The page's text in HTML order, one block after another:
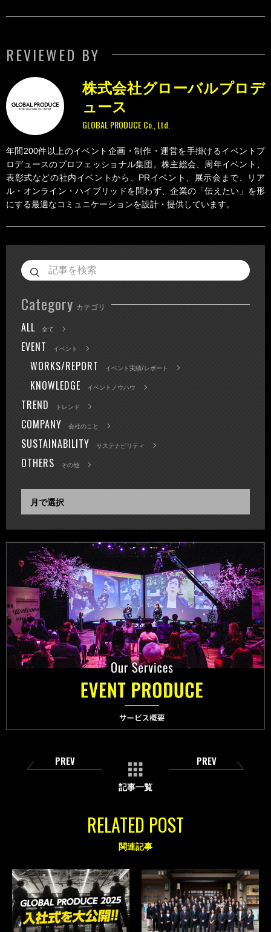
REVIEWED BY
GLOBAL PRODUCE Co., Ltd.
株式会社グローバルプロデ
ュース
年間200件以上のイベント企画・制作・運営を手掛けるイベントプ
ロデュースのプロフェッショナル集団。株主総会、周年イベント、
表彰式などの社内イベントから、PRイベント、展示会まで、リア
ル・オンライン・ハイブリッドを問わず、企業の「伝えたい」を形
にする最適なコミュニケーションを設計・提供しています。
Category カテゴリ
ALL 全て
EVENT イベント
WORKS/REPORT イベント実績/レポート
KNOWLEDGE イベントノウハウ
TREND トレンド
COMPANY 会社のこと
SUSTAINABILITY サステナビリティ
OTHERS その他
PREV
記事一覧
PREV
RELATED POST
関連記事